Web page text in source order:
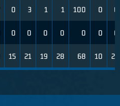
0 3 1 1 100 0 0
0 0 0 0 0 0 0
15 21 19 28 68 10 22